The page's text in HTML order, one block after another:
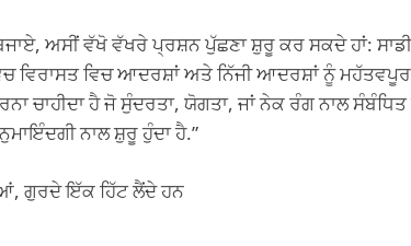
ਅਸੀਂ ਵੱਖੋ ਵੱਖਰੇ ਪ੍ਰਸ਼ਨ ਪੁੱਛਣਾ ਸ਼ੁਰੂ ਕਰ ਸਕਦੇ ਹਾਂ:
ਵਿਰਾਸਤ ਵਿਚ ਆਦਰਸ਼ਾਂ ਅਤੇ ਨਿੱਜੀ ਆਦਰਸ਼ਾਂ ਨੂੰ
ਚਾਹੀਦਾ ਹੈ ਜੋ ਸੁੰਦਰਤਾ, ਯੋਗਤਾ, ਜਾਂ ਨੇਕ ਰੰਗ ਨਾਲ
ਨਾਲ ਸ਼ੁਰੂ ਹੁੰਦਾ ਹੈ.”
ਗੁਰਦੇ ਇੱਕ ਹਿੱਟ ਲੈਂਦੇ ਹਨ